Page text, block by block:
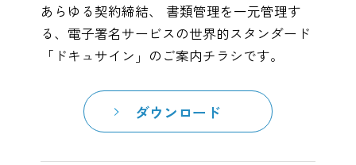
あらゆる契約締結、 書類管理を一元管理す
る、電子署名サービスの世界的スタンダード
「ドキュサイン」のご案内チラシです。
ダウンロード